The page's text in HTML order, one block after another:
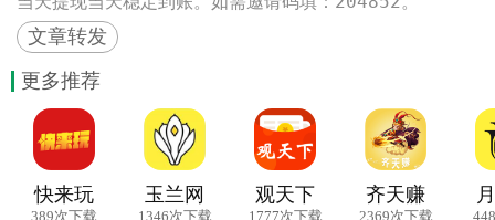
文章转发
更多推荐
快来玩
389次下载
玉兰网
1346次下载
观天下
1777次下载
齐天赚
2369次下载